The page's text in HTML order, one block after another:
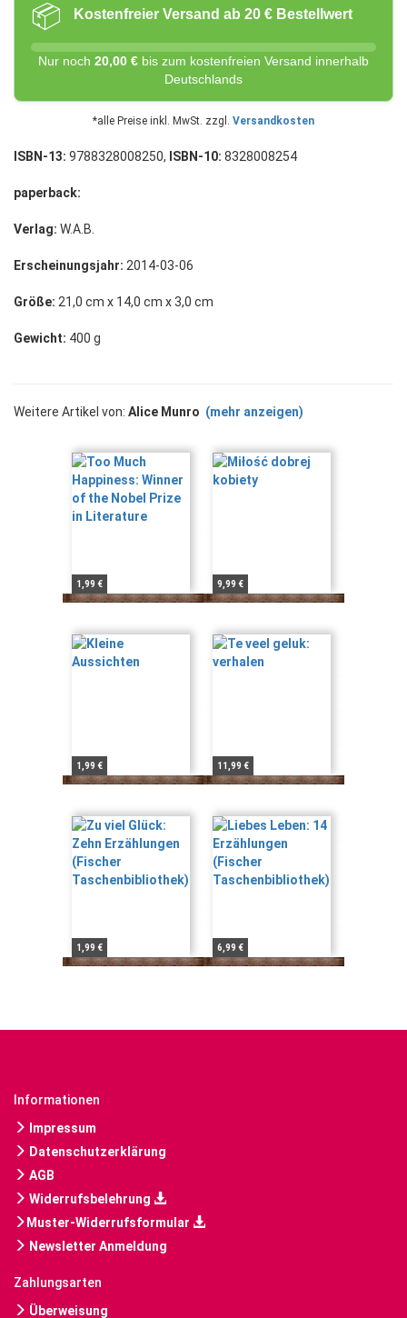
📦 Kostenfreier Versand ab 20 € Bestellwert
Nur noch 20,00 € bis zum kostenfreien Versand innerhalb
Deutschlands
*alle Preise inkl. MwSt. zzgl. Versandkosten
ISBN-13: 9788328008250, ISBN-10: 8328008254
paperback:
Verlag: W.A.B.
Erscheinungsjahr: 2014-03-06
Größe: 21,0 cm x 14,0 cm x 3,0 cm
Gewicht: 400 g
Weitere Artikel von: Alice Munro (mehr anzeigen)
1,99 € 9,99 €
1,99 € 11,99 €
1,99 € 6,99 €
Informationen
Impressum
Datenschutzerklärung
AGB
Widerrufsbelehrung
Muster-Widerrufsformular
Newsletter Anmeldung
Zahlungsarten
Überweisung